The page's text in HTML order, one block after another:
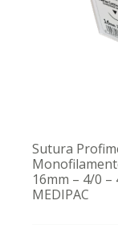
Sutura
16mm – 4/0 –
MEDIPAC